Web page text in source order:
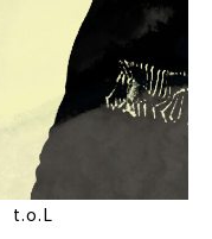
t.o.L